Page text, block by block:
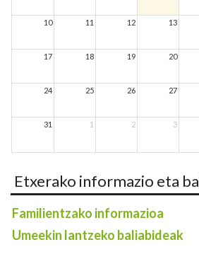
10 11 12 13
17 18 19 20
24 25 26 27
31 1 2 3
Etxerako informazio eta
Familientzako informazioa
Umeekin lantzeko baliabideak